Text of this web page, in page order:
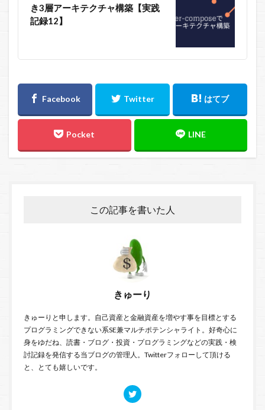
き3層アーキテクチャ構築【実践
記録12】
この記事を書いた人
きゅーり
きゅーりと申します。自己資産と金融資産を増やす事を目標とする
プログラミングできない系SE兼マルチポテンシャライト。好奇心に
身をゆだね、読書・ブログ・投資・プログラミングなどの実践・検
討記録を発信する当ブログの管理人。Twitterフォローして頂ける
と、とても嬉しいです。